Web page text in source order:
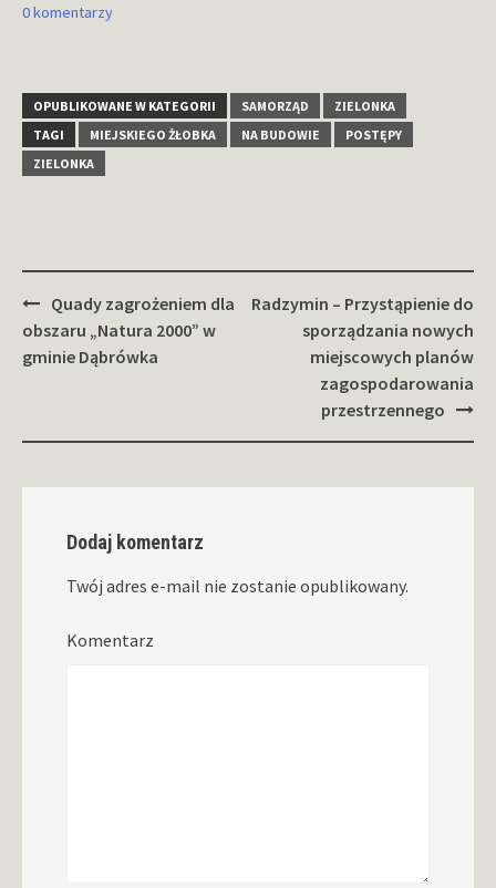
0 komentarzy
OPUBLIKOWANE W KATEGORII SAMORZĄD
ZIELONKA
TAGI
MIEJSKIEGO ŻŁOBKA NA BUDOWIE
POSTĘPY
ZIELONKA
Zobacz
wpisy
Quady zagrożeniem dla
obszaru „Natura 2000” w
gminie Dąbrówka
Radzymin – Przystąpienie do
sporządzania nowych
miejscowych planów
zagospodarowania
przestrzennego
Dodaj komentarz
Twój adres e-mail nie zostanie opublikowany.
Komentarz